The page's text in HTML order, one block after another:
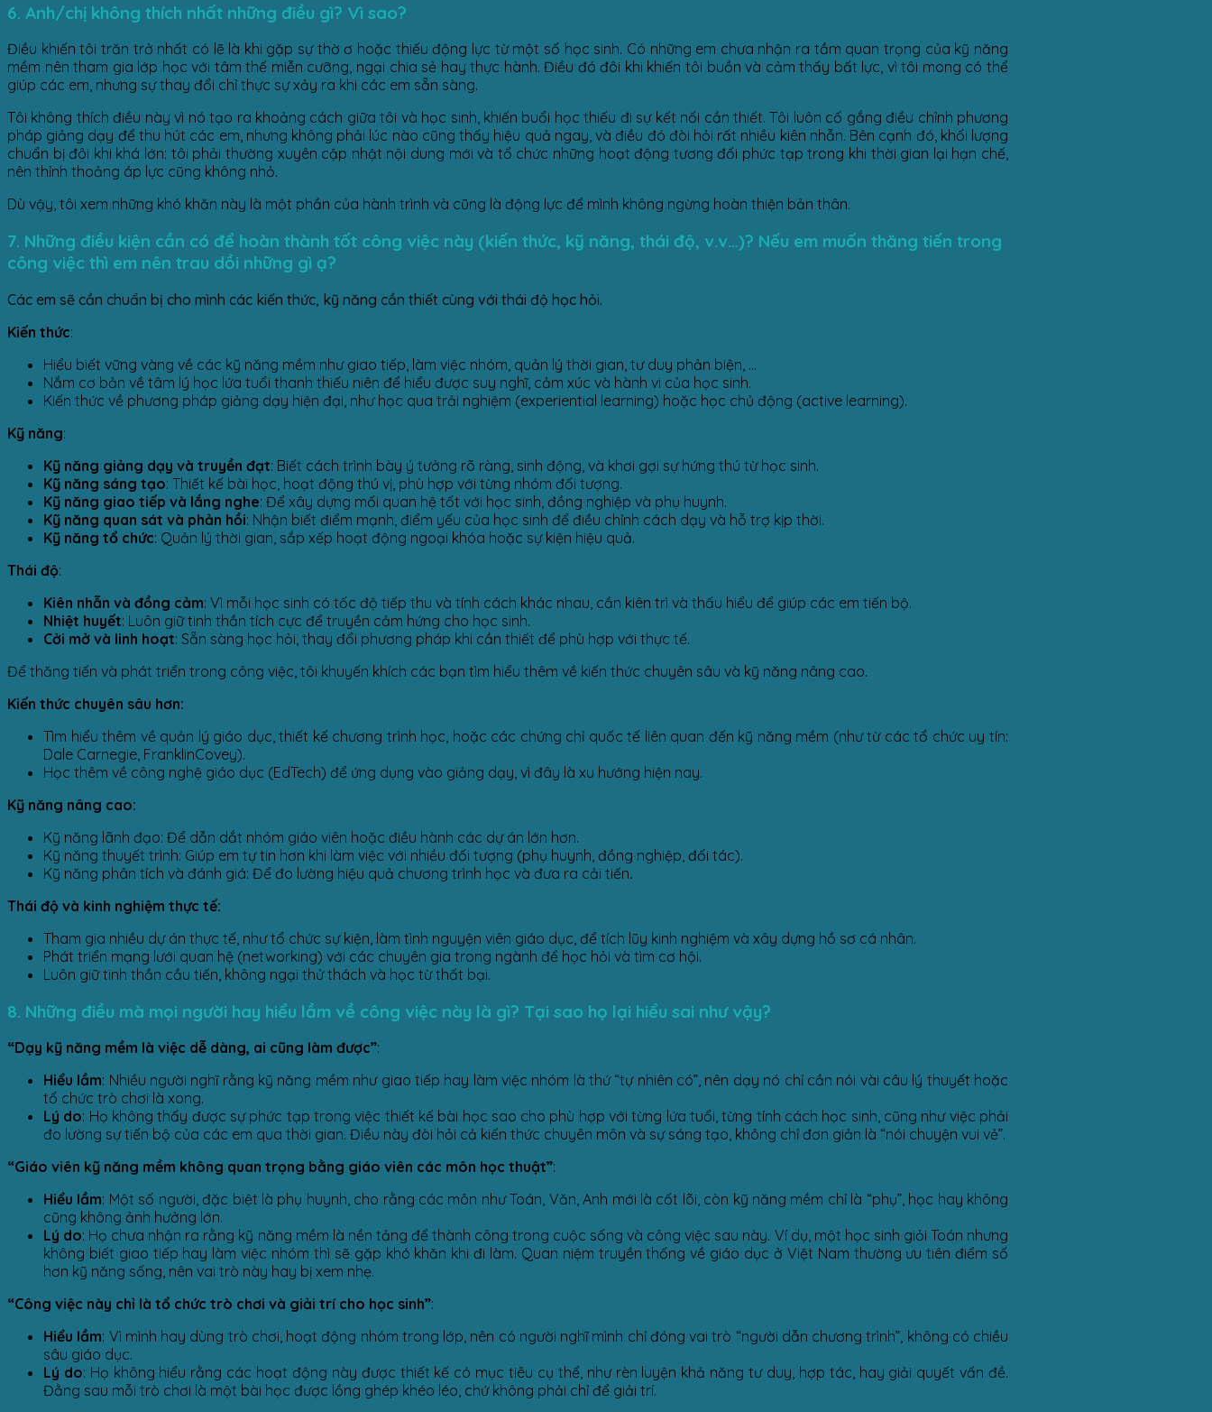
6. Anh/chị không thích nhất những điều gì? Vì sao?
Điều khiến tôi trăn trở nhất có lẽ là khi gặp sự thờ ơ hoặc thiếu động lực từ một số học sinh. Có những em chưa nhận ra tầm quan trọng của kỹ năng
mềm nên tham gia lớp học với tâm thế miễn cưỡng, ngại chia sẻ hay thực hành. Điều đó đôi khi khiến tôi buồn và cảm thấy bất lực, vì tôi mong có thể
giúp các em, nhưng sự thay đổi chỉ thực sự xảy ra khi các em sẵn sàng.
Tôi không thích điều này vì nó tạo ra khoảng cách giữa tôi và học sinh, khiến buổi học thiếu đi sự kết nối cần thiết. Tôi luôn cố gắng điều chỉnh phương
pháp giảng dạy để thu hút các em, nhưng không phải lúc nào cũng thấy hiệu quả ngay, và điều đó đòi hỏi rất nhiều kiên nhẫn. Bên cạnh đó, khối lượng
chuẩn bị đôi khi khá lớn: tôi phải thường xuyên cập nhật nội dung mới và tổ chức những hoạt động tương đối phức tạp trong khi thời gian lại hạn chế,
nên thỉnh thoảng áp lực cũng không nhỏ.
Dù vậy, tôi xem những khó khăn này là một phần của hành trình và cũng là động lực để mình không ngừng hoàn thiện bản thân.
7. Những điều kiện cần có để hoàn thành tốt công việc này (kiến thức, kỹ năng, thái độ, v.v…)? Nếu em muốn thăng tiến trong
công việc thì em nên trau dồi những gì ạ?
Các em sẽ cần chuẩn bị cho mình các kiến thức, kỹ năng cần thiết cùng với thái độ học hỏi.
Kiến thức:
Hiểu biết vững vàng về các kỹ năng mềm như giao tiếp, làm việc nhóm, quản lý thời gian, tư duy phản biện, …
Nắm cơ bản về tâm lý học lứa tuổi thanh thiếu niên để hiểu được suy nghĩ, cảm xúc và hành vi của học sinh.
Kiến thức về phương pháp giảng dạy hiện đại, như học qua trải nghiệm (experiential learning) hoặc học chủ động (active learning).
Kỹ năng:
Kỹ năng giảng dạy và truyền đạt: Biết cách trình bày ý tưởng rõ ràng, sinh động, và khơi gợi sự hứng thú từ học sinh.
Kỹ năng sáng tạo: Thiết kế bài học, hoạt động thú vị, phù hợp với từng nhóm đối tượng.
Kỹ năng giao tiếp và lắng nghe: Để xây dựng mối quan hệ tốt với học sinh, đồng nghiệp và phụ huynh.
Kỹ năng quan sát và phản hồi: Nhận biết điểm mạnh, điểm yếu của học sinh để điều chỉnh cách dạy và hỗ trợ kịp thời.
Kỹ năng tổ chức: Quản lý thời gian, sắp xếp hoạt động ngoại khóa hoặc sự kiện hiệu quả.
Thái độ:
Kiên nhẫn và đồng cảm: Vì mỗi học sinh có tốc độ tiếp thu và tính cách khác nhau, cần kiên trì và thấu hiểu để giúp các em tiến bộ.
Nhiệt huyết: Luôn giữ tinh thần tích cực để truyền cảm hứng cho học sinh.
Cởi mở và linh hoạt: Sẵn sàng học hỏi, thay đổi phương pháp khi cần thiết để phù hợp với thực tế.
Để thăng tiến và phát triển trong công việc, tôi khuyến khích các bạn tìm hiểu thêm về kiến thức chuyên sâu và kỹ năng nâng cao.
Kiến thức chuyên sâu hơn:
Tìm hiểu thêm về quản lý giáo dục, thiết kế chương trình học, hoặc các chứng chỉ quốc tế liên quan đến kỹ năng mềm (như từ các tổ chức uy tín:
Dale Carnegie, FranklinCovey).
Học thêm về công nghệ giáo dục (EdTech) để ứng dụng vào giảng dạy, vì đây là xu hướng hiện nay.
Kỹ năng nâng cao:
Kỹ năng lãnh đạo: Để dẫn dắt nhóm giáo viên hoặc điều hành các dự án lớn hơn.
Kỹ năng thuyết trình: Giúp em tự tin hơn khi làm việc với nhiều đối tượng (phụ huynh, đồng nghiệp, đối tác).
Kỹ năng phân tích và đánh giá: Để đo lường hiệu quả chương trình học và đưa ra cải tiến.
Thái độ và kinh nghiệm thực tế:
Tham gia nhiều dự án thực tế, như tổ chức sự kiện, làm tình nguyện viên giáo dục, để tích lũy kinh nghiệm và xây dựng hồ sơ cá nhân.
Phát triển mạng lưới quan hệ (networking) với các chuyên gia trong ngành để học hỏi và tìm cơ hội.
Luôn giữ tinh thần cầu tiến, không ngại thử thách và học từ thất bại.
8. Những điều mà mọi người hay hiểu lầm về công việc này là gì? Tại sao họ lại hiểu sai như vậy?
“Dạy kỹ năng mềm là việc dễ dàng, ai cũng làm được”:
Hiểu lầm: Nhiều người nghĩ rằng kỹ năng mềm như giao tiếp hay làm việc nhóm là thứ “tự nhiên có”, nên dạy nó chỉ cần nói vài câu lý thuyết hoặc
tổ chức trò chơi là xong.
Lý do: Họ không thấy được sự phức tạp trong việc thiết kế bài học sao cho phù hợp với từng lứa tuổi, từng tính cách học sinh, cũng như việc phải
đo lường sự tiến bộ của các em qua thời gian. Điều này đòi hỏi cả kiến thức chuyên môn và sự sáng tạo, không chỉ đơn giản là “nói chuyện vui vẻ”.
“Giáo viên kỹ năng mềm không quan trọng bằng giáo viên các môn học thuật”:
Hiểu lầm: Một số người, đặc biệt là phụ huynh, cho rằng các môn như Toán, Văn, Anh mới là cốt lõi, còn kỹ năng mềm chỉ là “phụ”, học hay không
cũng không ảnh hưởng lớn.
Lý do: Họ chưa nhận ra rằng kỹ năng mềm là nền tảng để thành công trong cuộc sống và công việc sau này. Ví dụ, một học sinh giỏi Toán nhưng
không biết giao tiếp hay làm việc nhóm thì sẽ gặp khó khăn khi đi làm. Quan niệm truyền thống về giáo dục ở Việt Nam thường ưu tiên điểm số
hơn kỹ năng sống, nên vai trò này hay bị xem nhẹ.
“Công việc này chỉ là tổ chức trò chơi và giải trí cho học sinh”:
Hiểu lầm: Vì mình hay dùng trò chơi, hoạt động nhóm trong lớp, nên có người nghĩ mình chỉ đóng vai trò “người dẫn chương trình”, không có chiều
sâu giáo dục.
Lý do: Họ không hiểu rằng các hoạt động này được thiết kế có mục tiêu cụ thể, như rèn luyện khả năng tư duy, hợp tác, hay giải quyết vấn đề.
Đằng sau mỗi trò chơi là một bài học được lồng ghép khéo léo, chứ không phải chỉ để giải trí.